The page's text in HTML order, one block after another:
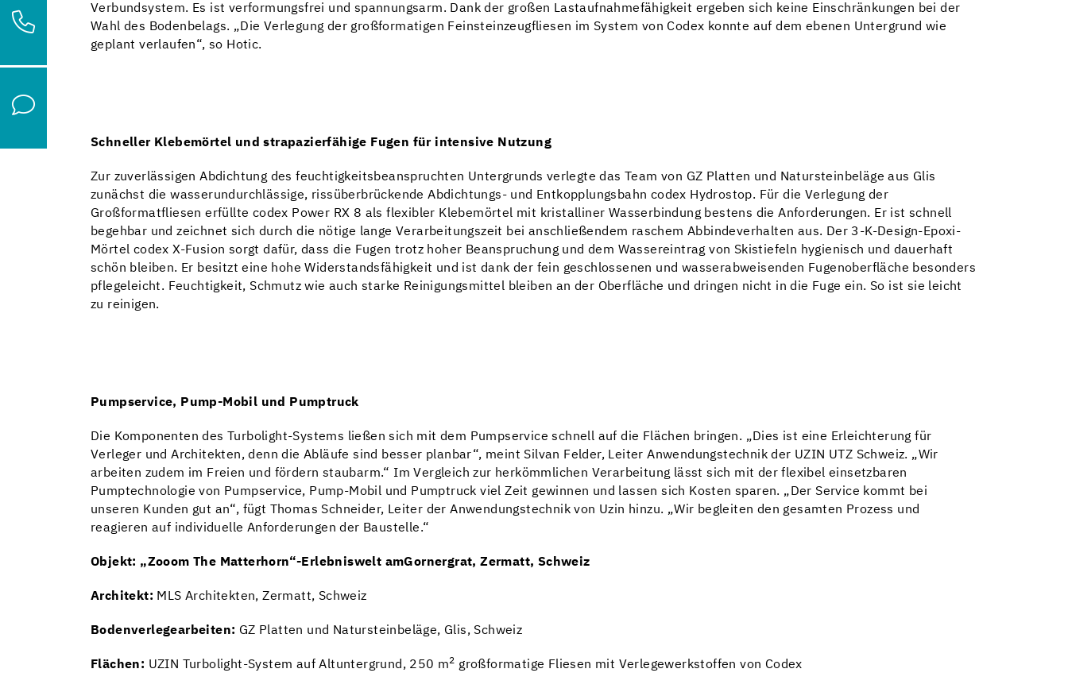
Verbundsystem. Es ist verformungsfrei und spannungsarm. Dank der großen Lastaufnahmefähigkeit ergeben sich keine Einschränkungen bei der
Wahl des Bodenbelags. „Die Verlegung der großformatigen Feinsteinzeugfliesen im System von Codex konnte auf dem ebenen Untergrund wie
geplant verlaufen“, so Hotic.
Schneller Klebemörtel und strapazierfähige Fugen für intensive Nutzung
Zur zuverlässigen Abdichtung des feuchtigkeitsbeanspruchten Untergrunds verlegte das Team von GZ Platten und Natursteinbeläge aus Glis
zunächst die wasserundurchlässige, rissüberbrückende Abdichtungs- und Entkopplungsbahn codex Hydrostop. Für die Verlegung der
Großformatfliesen erfüllte codex Power RX 8 als flexibler Klebemörtel mit kristalliner Wasserbindung bestens die Anforderungen. Er ist schnell
begehbar und zeichnet sich durch die nötige lange Verarbeitungszeit bei anschließendem raschem Abbindeverhalten aus. Der 3-K-Design-Epoxi-
Mörtel codex X-Fusion sorgt dafür, dass die Fugen trotz hoher Beanspruchung und dem Wassereintrag von Skistiefeln hygienisch und dauerhaft
schön bleiben. Er besitzt eine hohe Widerstandsfähigkeit und ist dank der fein geschlossenen und wasserabweisenden Fugenoberfläche besonders
pflegeleicht. Feuchtigkeit, Schmutz wie auch starke Reinigungsmittel bleiben an der Oberfläche und dringen nicht in die Fuge ein. So ist sie leicht
zu reinigen.
Pumpservice, Pump-Mobil und Pumptruck
Die Komponenten des Turbolight-Systems ließen sich mit dem Pumpservice schnell auf die Flächen bringen. „Dies ist eine Erleichterung für
Verleger und Architekten, denn die Abläufe sind besser planbar“, meint Silvan Felder, Leiter Anwendungstechnik der UZIN UTZ Schweiz. „Wir
arbeiten zudem im Freien und fördern staubarm.“ Im Vergleich zur herkömmlichen Verarbeitung lässt sich mit der flexibel einsetzbaren
Pumptechnologie von Pumpservice, Pump-Mobil und Pumptruck viel Zeit gewinnen und lassen sich Kosten sparen. „Der Service kommt bei
unseren Kunden gut an“, fügt Thomas Schneider, Leiter der Anwendungstechnik von Uzin hinzu. „Wir begleiten den gesamten Prozess und
reagieren auf individuelle Anforderungen der Baustelle.“
Objekt: „Zooom The Matterhorn“-Erlebniswelt amGornergrat, Zermatt, Schweiz
Architekt: MLS Architekten, Zermatt, Schweiz
Bodenverlegearbeiten: GZ Platten und Natursteinbeläge, Glis, Schweiz
Flächen: UZIN Turbolight-System auf Altuntergrund, 250 m2 großformatige Fliesen mit Verlegewerkstoffen von Codex